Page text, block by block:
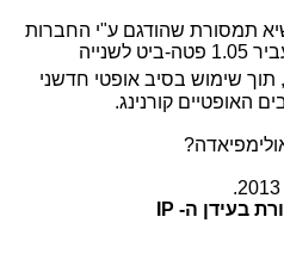
תמסורת שהודגם ע"י החברות
1.05 פטה-ביט לשנייה
של 52 ק"מ, תוך שימוש בסיב אופטי חדשני
האופטיים קורנינג.
בעידן ה- IP